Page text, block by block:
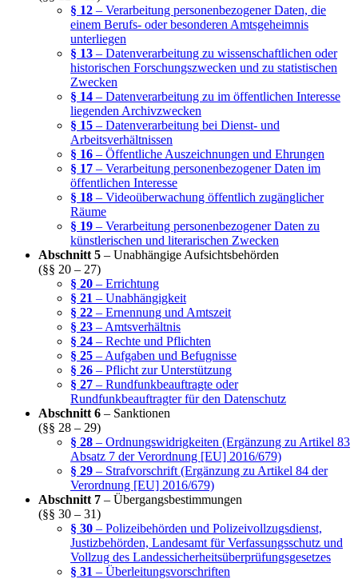
§ 12 – Verarbeitung personenbezogener Daten, die
einem Berufs- oder besonderen Amtsgeheimnis
unterliegen
§ 13 – Datenverarbeitung zu wissenschaftlichen oder
historischen Forschungszwecken und zu statistischen
Zwecken
§ 14 – Datenverarbeitung zu im öffentlichen Interesse
liegenden Archivzwecken
§ 15 – Datenverarbeitung bei Dienst- und
Arbeitsverhältnissen
§ 16 – Öffentliche Auszeichnungen und Ehrungen
§ 17 – Verarbeitung personenbezogener Daten im
öffentlichen Interesse
§ 18 – Videoüberwachung öffentlich zugänglicher
Räume
§ 19 – Verarbeitung personenbezogener Daten zu
künstlerischen und literarischen Zwecken
Abschnitt 5 – Unabhängige Aufsichtsbehörden
(§§ 20 – 27)
§ 20 – Errichtung
§ 21 – Unabhängigkeit
§ 22 – Ernennung und Amtszeit
§ 23 – Amtsverhältnis
§ 24 – Rechte und Pflichten
§ 25 – Aufgaben und Befugnisse
§ 26 – Pflicht zur Unterstützung
§ 27 – Rundfunkbeauftragte oder
Rundfunkbeauftragter für den Datenschutz
Abschnitt 6 – Sanktionen
(§§ 28 – 29)
§ 28 – Ordnungswidrigkeiten (Ergänzung zu Artikel 83
Absatz 7 der Verordnung [EU] 2016/679)
§ 29 – Strafvorschrift (Ergänzung zu Artikel 84 der
Verordnung [EU] 2016/679)
Abschnitt 7 – Übergangsbestimmungen
(§§ 30 – 31)
§ 30 – Polizeibehörden und Polizeivollzugsdienst,
Justizbehörden, Landesamt für Verfassungsschutz und
Vollzug des Landessicherheitsüberprüfungsgesetzes
§ 31 – Überleitungsvorschriften